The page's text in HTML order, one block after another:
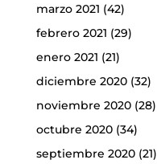
marzo 2021 (42)
febrero 2021 (29)
enero 2021 (21)
diciembre 2020(32)
noviembre 2020(28)
octubre 2020(34)
septiembre 2020(21)